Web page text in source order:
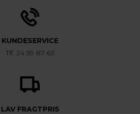
KUNDESERVICE
Tlf. 24 59 87 63
LAV FRAGTPRIS